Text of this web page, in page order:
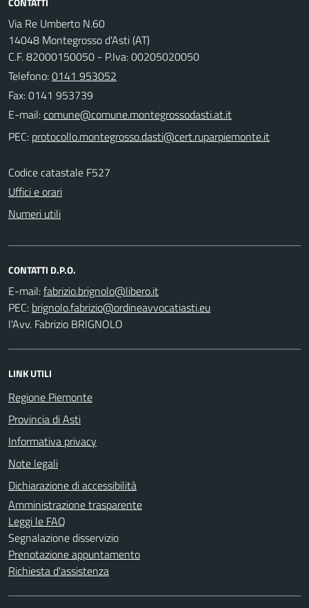
Via Re Umberto N.60
14048 Montegrosso d'Asti (AT)
C.F. 82000150050 - P.Iva: 00205020050
Telefono:0141 953052
Fax: 0141 953739
E-mail:
PEC:
Codice catastale F527
Uffici e orari
Numeri utili
CONTATTI D.P.O.
E-mail:
PEC:
l'Avv. Fabrizio BRIGNOLO
LINK UTILI
Regione Piemonte
Provincia di Asti
Informativa privacy
Note legali
Dichiarazione di accessibilità
Amministrazione trasparente
Leggi le FAQ
Segnalazione disservizio
Prenotazione appuntamento
Richiesta d'assistenza